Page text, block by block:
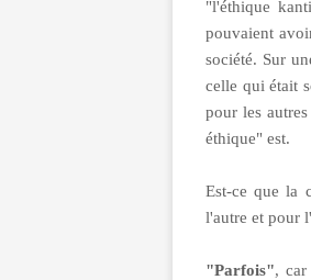
"l'éthique
pouvaient
société. Sur
celle qui était
pour les
éthique" est.
Est-ce que la
l'autre et pour
"Parfois", car